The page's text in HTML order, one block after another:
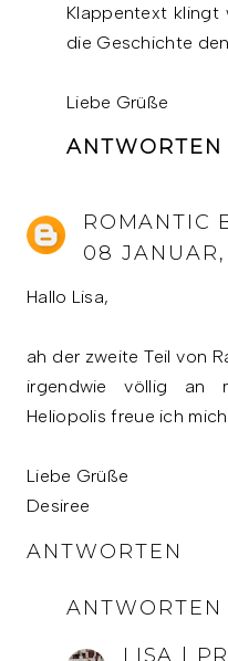
Klappentext klingt
die Geschichte
Liebe Grüße
ANTWORTEN
ROMANTIC
08 JANUAR,
Hallo Lisa,
ah der zweite Teil von
irgendwie völlig an
Heliopolis freue ich
Liebe Grüße
Desiree
ANTWORTEN
ANTWORTEN
LISA |